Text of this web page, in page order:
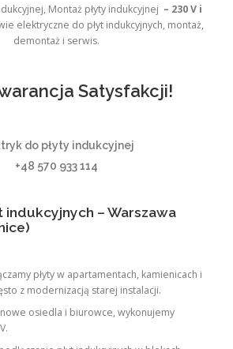
Montaż płyty indukcyjnej – 230 V i
elektryczne do płyt indukcyjnych, montaż,
demontaż i serwis.
Satysfakcji!
do płyty indukcyjnej
+48 570 933 114
indukcyjnych – Warszawa
płyty w apartamentach, kamienicach i
z modernizacją starej instalacji.
nowe osiedla i biurowce, wykonujemy